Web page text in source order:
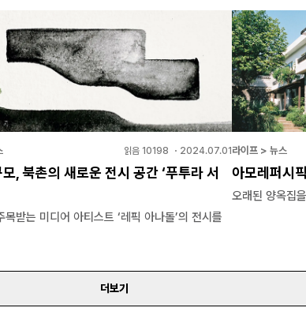
읽음 10198 ・ 2024.07.01
, 북촌의 새로운 전시 공간 ‘푸투라 서
목받는 미디어 아티스트 ‘레픽 아나돌’의 전시를
라이프 > 뉴스
아모레퍼시
오래된 양옥집
더보기